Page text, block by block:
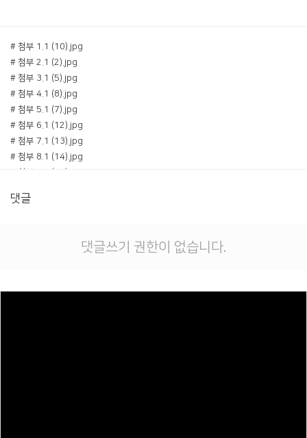
# 첨부 1.1 (10).jpg
# 첨부 2.1 (2).jpg
# 첨부 3.1 (5).jpg
# 첨부 4.1 (8).jpg
# 첨부 5.1 (7).jpg
# 첨부 6.1 (12).jpg
# 첨부 7.1 (13).jpg
# 첨부 8.1 (14).jpg
# 첨부 11.1 (1).jpg
댓글
댓글쓰기 권한이 없습니다.